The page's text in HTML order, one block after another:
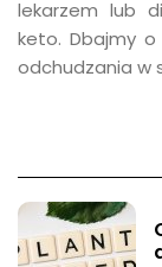
lekarzem lub
keto. Dbajmy
odchudzania w